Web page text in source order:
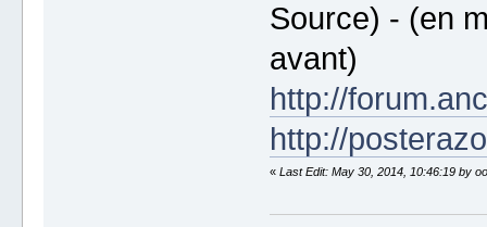
Source) - (en
avant)
http://
http://
« Last Edit: May 30, 2014, 10:46:19 by